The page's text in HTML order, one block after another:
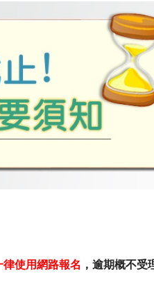
使用網路報名 ，逾期概不受